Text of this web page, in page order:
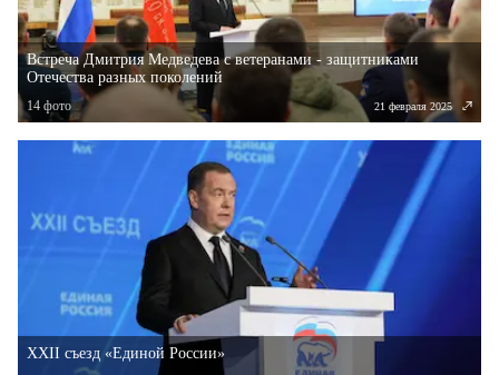
Встреча Дмитрия Медведева с ветеранами - защитниками
Отечества разных поколений
14 фото 21 февраля 2025
XXII съезд «Единой России»